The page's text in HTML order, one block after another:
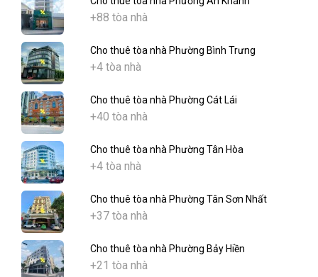
+88 tòa nhà
Cho thuê tòa nhà Phường Bình Trưng
+4 tòa nhà
Cho thuê tòa nhà Phường Cát Lái
+40 tòa nhà
Cho thuê tòa nhà Phường Tân Hòa
+4 tòa nhà
Cho thuê tòa nhà Phường Tân Sơn Nhất
+37 tòa nhà
Cho thuê tòa nhà Phường Bảy Hiền
+21 tòa nhà